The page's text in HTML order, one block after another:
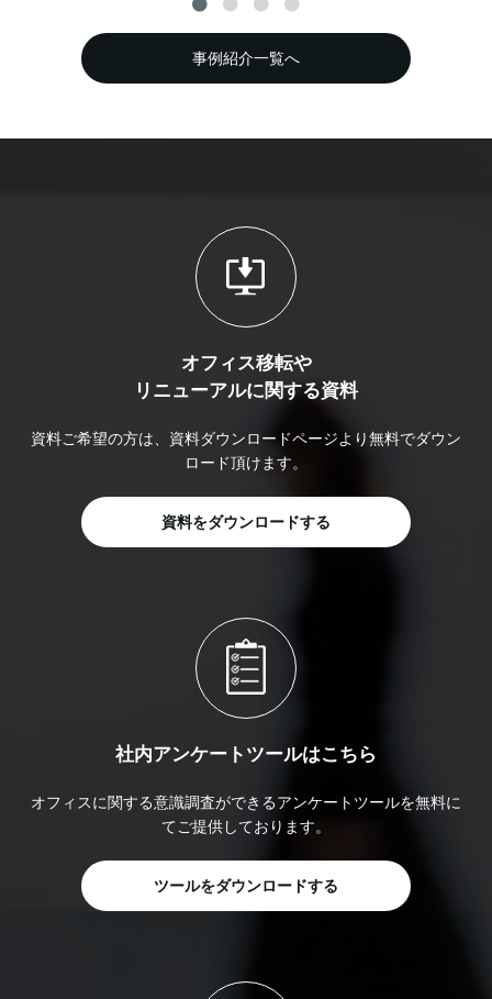
事例紹介一覧へ
オフィス移転や
リニューアルに関する資料
資料ご希望の方は、資料ダウンロードページより無料でダウン
ロード頂けます。
資料をダウンロードする
社内アンケートツールはこちら
オフィスに関する意識調査ができるアンケートツールを無料に
てご提供しております。
ツールをダウンロードする